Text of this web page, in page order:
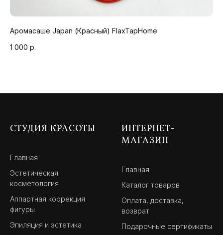
Аромасаше Japan (Красный) FlaxTapHome
1 000 р.
СТУДИЯ КРАСОТЫ
Главная
Эстетическая
косметология
Аппартная коррекция
фигуры
Эпиляция и эстетика
ИНТЕРНЕТ-
МАГАЗИН
Главная
Каталог товаров
Оплата, доставка,
возврат
Подарочные сертификаты